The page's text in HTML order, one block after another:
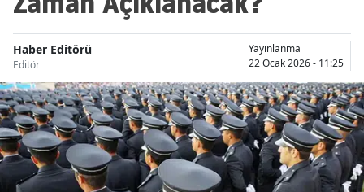
Haber Editörü
Editör
Yayınlanma
22 Ocak 2026 - 11:25